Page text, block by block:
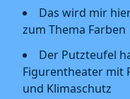
Das wird mir
zum Thema Farben
Der Putzteufel
Figurentheater mit
und Klimaschutz